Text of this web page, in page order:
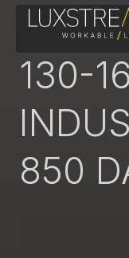
Pendelleuchte
130-
850